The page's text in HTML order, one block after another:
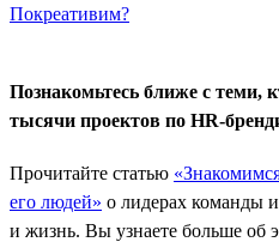
Покреативим?
Познакомьтесь ближе с теми,
тысячи проектов по HR-
Прочитайте статью
его людей» о лидерах команды
и жизнь. Вы узнаете больше об